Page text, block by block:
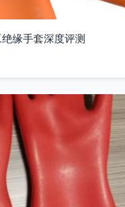
缘手套深度评测